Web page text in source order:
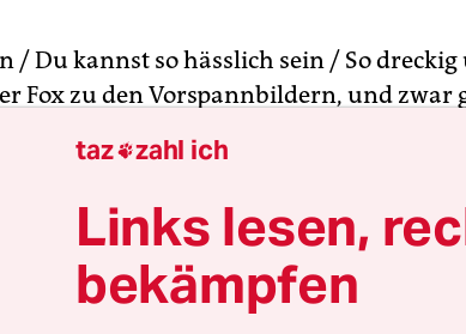
/ Du kannst so hässlich sein / So dreckig
Fox zu den Vorspannbildern, und zwar
Großbuchstabe, wie Hauptstadt, aber
taz zahl ich
Links lesen,
bekämpfen